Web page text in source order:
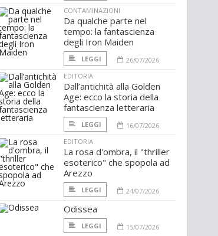
CONTAMINAZIONI
Da qualche parte nel
tempo: la fantascienza
degli Iron Maiden
LEGGI
26/07/2026
EDITORIA
Dall’antichità alla Golden
Age: ecco la storia della
fantascienza letteraria
LEGGI
16/07/2026
EDITORIA
La rosa d'ombra, il "thriller
esoterico" che spopola ad
Arezzo
LEGGI 24/07/2026
Odissea
LEGGI 15/07/2026